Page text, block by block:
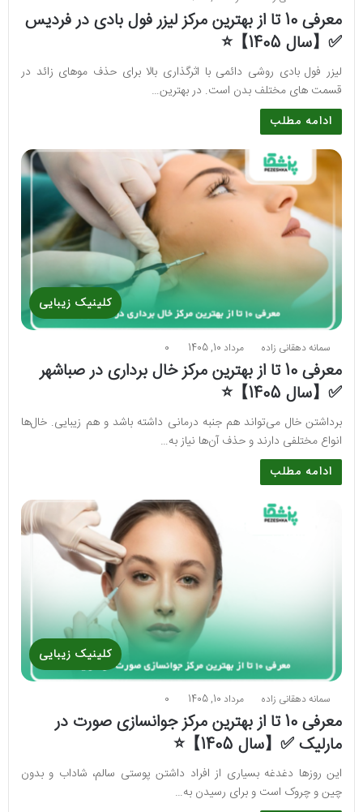
معرفی 10 تا از بهترین مرکز لیزر فول بادی در فردیس
✅【سال 1405】⭐
لیزر فول بادی روشی دائمی با اثرگذاری بالا برای حذف موهای زائد در
قسمت های مختلف بدن است. در بهترین…
ادامه مطلب
کلینیک زیبایی
سمانه دهقانی زاده مرداد 10, 1405 0
معرفی 10 تا از بهترین مرکز خال برداری در صباشهر
✅【سال 1405】⭐
برداشتن خال می‌تواند هم جنبه درمانی داشته باشد و هم زیبایی. خال‌ها
انواع مختلفی دارند و حذف آن‌ها نیاز به…
ادامه مطلب
کلینیک زیبایی
سمانه دهقانی زاده مرداد 10, 1405 0
معرفی 10 تا از بهترین مرکز جوانسازی صورت در
مارلیک ✅【سال 1405】⭐
این روزها دغدغه بسیاری از افراد داشتن پوستی سالم، شاداب و بدون
چین و چروک است و برای رسیدن به…